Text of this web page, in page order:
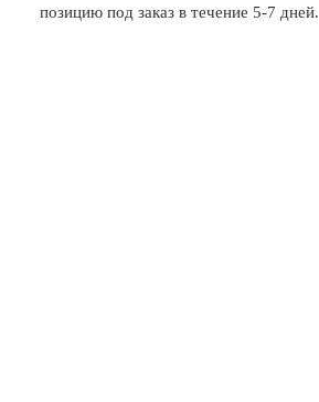
позицию под заказ в течение 5-7 дней.